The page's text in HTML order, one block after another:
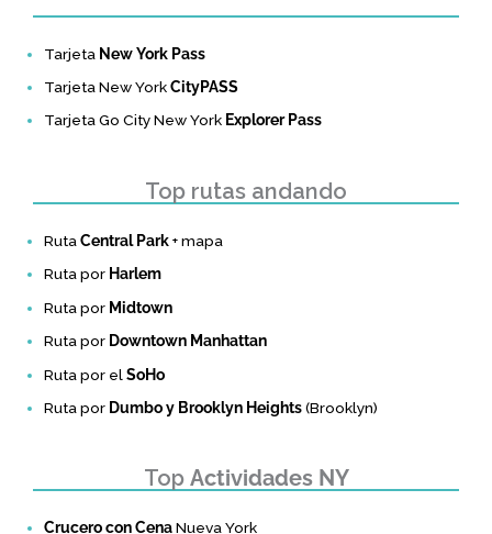
Tarjeta New York Pass
Tarjeta New YorkCityPASS
Tarjeta Go City New York Explorer Pass
Top rutas andando
Ruta Central Park+ mapa
Ruta por Harlem
Ruta por Midtown
Ruta por Downtown Manhattan
Ruta por elSoHo
Ruta por Dumbo y Brooklyn Heights(Brooklyn)
Top Actividades NY
Crucero con CenaNueva York